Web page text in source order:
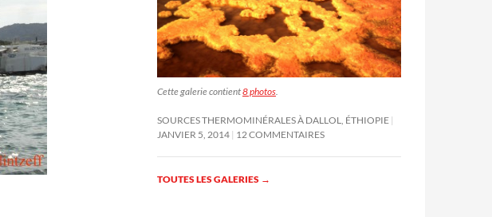
Cette galerie contient8 photos
SOURCES THERMOMINÉRALES À DALLOL, ÉTHIOPIE
JANVIER 5, 2014 12 COMMENTAIRES
TOUTES LES GALERIES →